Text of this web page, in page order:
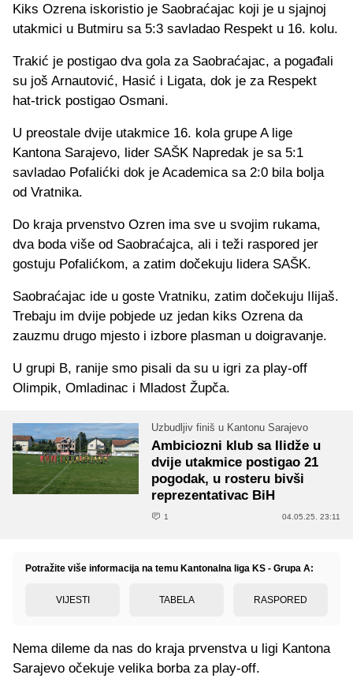
Kiks Ozrena iskoristio je Saobraćajac koji je u sjajnoj
utakmici u Butmiru sa 5:3 savladao Respekt u 16. kolu.
Trakić je postigao dva gola za Saobraćajac, a pogađali
su još Arnautović, Hasić i Ligata, dok je za Respekt
hat-trick postigao Osmani.
U preostale dvije utakmice 16. kola grupe A lige
Kantona Sarajevo, lider SAŠK Napredak je sa 5:1
savladao Pofalićki dok je Academica sa 2:0 bila bolja
od Vratnika.
Do kraja prvenstvo Ozren ima sve u svojim rukama,
dva boda više od Saobraćajca, ali i teži raspored jer
gostuju Pofalićkom, a zatim dočekuju lidera SAŠK.
Saobraćajac ide u goste Vratniku, zatim dočekuju Ilijaš.
Trebaju im dvije pobjede uz jedan kiks Ozrena da
zauzmu drugo mjesto i izbore plasman u doigravanje.
U grupi B, ranije smo pisali da su u igri za play-off
Olimpik, Omladinac i Mladost Župča.
Uzbudljiv finiš u Kantonu Sarajevo
Ambiciozni klub sa Ilidže u
dvije utakmice postigao 21
pogodak, u rosteru bivši
reprezentativac BiH
1 04.05.25. 23:11
Potražite više informacija na temu Kantonalna liga KS - Grupa A:
VIJESTI TABELA RASPORED
Nema dileme da nas do kraja prvenstva u ligi Kantona
Sarajevo očekuje velika borba za play-off.